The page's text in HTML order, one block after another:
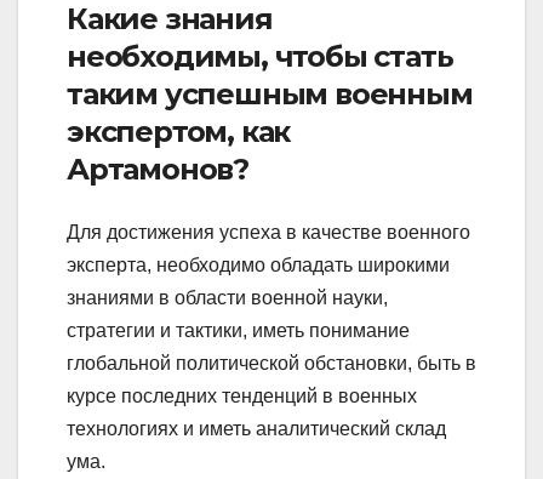
Какие знания
необходимы, чтобы стать
таким успешным военным
экспертом, как
Артамонов?
Для достижения успеха в качестве военного
эксперта, необходимо обладать широкими
знаниями в области военной науки,
стратегии и тактики, иметь понимание
глобальной политической обстановки, быть в
курсе последних тенденций в военных
технологиях и иметь аналитический склад
ума.